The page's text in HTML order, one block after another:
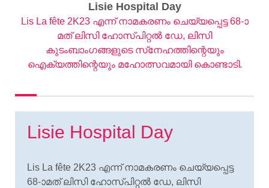
Lisie Hospital Day
Lis La fête 2K23 എന്ന് നാമകരണം ചെയ്യപ്പെട്ട 68-ാ
മത് ലിസി ഹോസ്പിറ്റല്‍ ഡേ, ലിസി
കുടംബാംഗങ്ങളുടെ സ്‌നേഹത്തിന്റെയും
ഐക്യത്തിന്റെയും മഹോത്സവമായി കൊണ്ടാടി.
Lisie Hospital Day
Lis La fête 2K23 എന്ന് നാമകരണം ചെയ്യപ്പെട്ട
68-ാമത് ലിസി ഹോസ്പിറ്റല് ഡേ, ലിസി